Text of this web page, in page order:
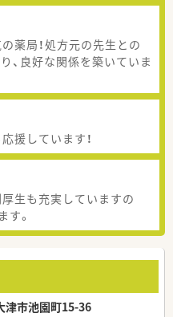
薬局！処方元の先生との
、良好な関係を築いていま
援しています！
生も充実していますの
す。
津市池園町15-36